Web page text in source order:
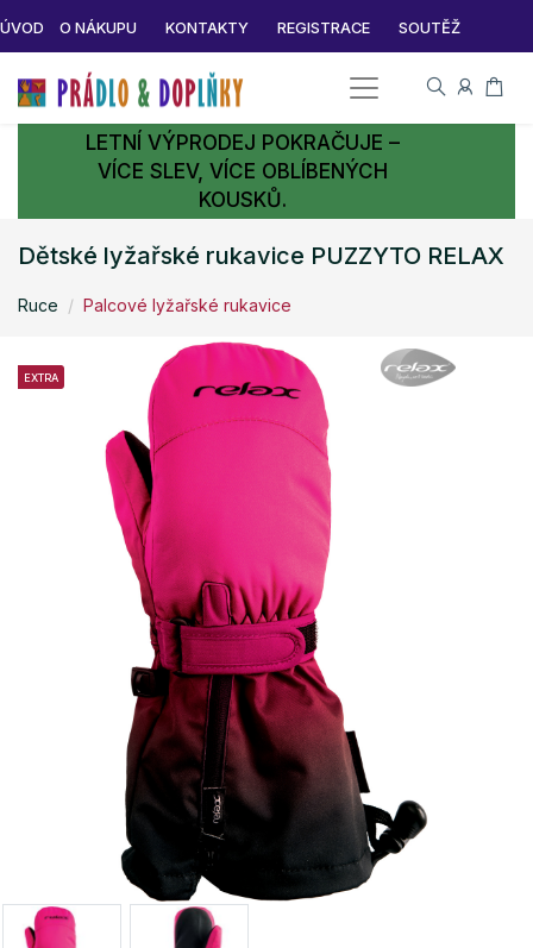
ÚVOD O NÁKUPU KONTAKTY REGISTRACE SOUTĚŽ
LETNÍ VÝPRODEJ POKRAČUJE –
VÍCE SLEV, VÍCE OBLÍBENÝCH
KOUSKŮ.
Dětské lyžařské rukavice PUZZYTO RELAX
Ruce Palcové lyžařské rukavice
EXTRA